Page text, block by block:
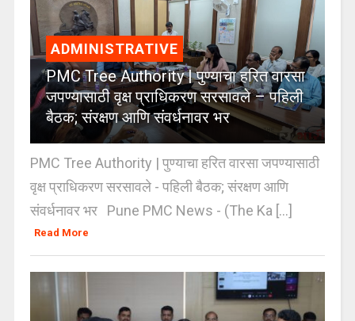
ADMINISTRATIVE
PMC Tree Authority | पुण्याचा हरित वारसा
जपण्यासाठी वृक्ष प्राधिकरण सरसावले – पहिली
बैठक; संरक्षण आणि संवर्धनावर भर
PMC Tree Authority | पुण्याचा हरित वारसा जपण्यासाठी
वृक्ष प्राधिकरण सरसावले - पहिली बैठक; संरक्षण आणि
संवर्धनावर भर Pune PMC News - (The Ka [...]
Read More